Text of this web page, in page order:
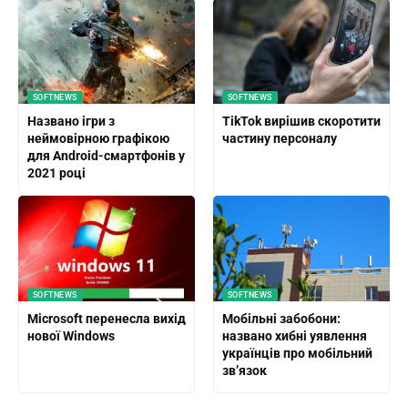
SOFTNEWS
Названо ігри з
неймовірною графікою
для Android-смартфонів у
2021 році
SOFTNEWS
TikTok вирішив скоротити
частину персоналу
SOFTNEWS
Microsoft перенесла вихід
нової Windows
SOFTNEWS
Мобільні забобони:
названо хибні уявлення
українців про мобільний
зв’язок